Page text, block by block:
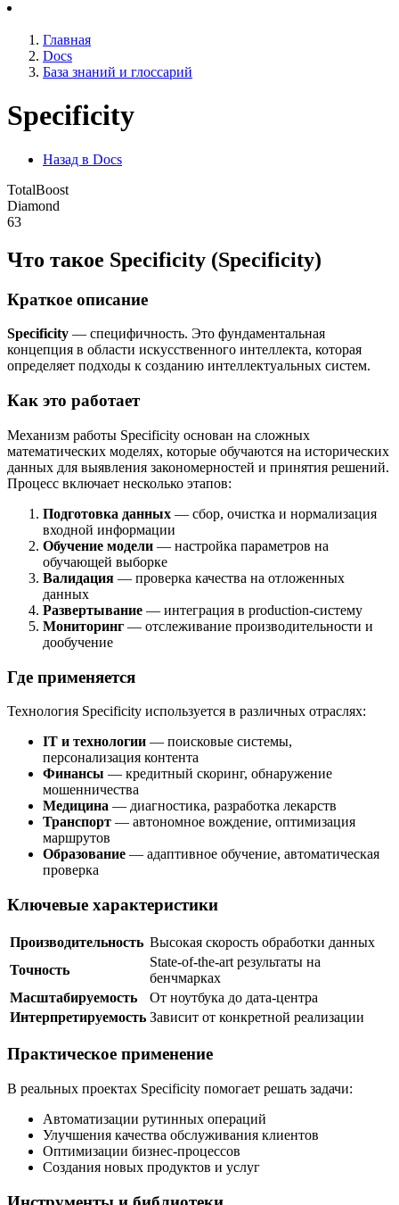
Главная
Docs
База знаний и глоссарий
Specificity
Назад в Docs
TotalBoost
Diamond
63
Что такое Specificity (Specificity)
Краткое описание
Specificity — специфичность. Это фундаментальная
концепция в области искусственного интеллекта, которая
определяет подходы к созданию интеллектуальных систем.
Как это работает
Механизм работы Specificity основан на сложных
математических моделях, которые обучаются на исторических
данных для выявления закономерностей и принятия решений.
Процесс включает несколько этапов:
Подготовка данных — сбор, очистка и нормализация
входной информации
Обучение модели — настройка параметров на
обучающей выборке
Валидация — проверка качества на отложенных
данных
Развертывание — интеграция в production-систему
Мониторинг — отслеживание производительности и
дообучение
Где применяется
Технология Specificity используется в различных отраслях:
IT и технологии — поисковые системы,
персонализация контента
Финансы — кредитный скоринг, обнаружение
мошенничества
Медицина — диагностика, разработка лекарств
Транспорт — автономное вождение, оптимизация
маршрутов
Образование — адаптивное обучение, автоматическая
проверка
Ключевые характеристики
Производительность Высокая скорость обработки данных
Точность
State-of-the-art результаты на
бенчмарках
Масштабируемость
От ноутбука до дата-центра
Интерпретируемость Зависит от конкретной реализации
Практическое применение
В реальных проектах Specificity помогает решать задачи:
Автоматизации рутинных операций
Улучшения качества обслуживания клиентов
Оптимизации бизнес-процессов
Создания новых продуктов и услуг